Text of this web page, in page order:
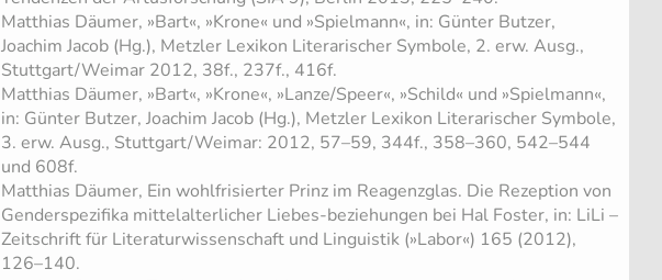
Matthias Däumer, »Bart«, »Krone« und »Spielmann«, in: Günter Butzer,
Joachim Jacob (Hg.), Metzler Lexikon Literarischer Symbole, 2. erw. Ausg.,
Stuttgart/Weimar 2012, 38f., 237f., 416f.
Matthias Däumer, »Bart«, »Krone«, »Lanze/Speer«, »Schild« und »Spielmann«,
in: Günter Butzer, Joachim Jacob (Hg.), Metzler Lexikon Literarischer Symbole,
3. erw. Ausg., Stuttgart/Weimar: 2012, 57–59, 344f., 358–360, 542–544
und 608f.
Matthias Däumer, Ein wohlfrisierter Prinz im Reagenzglas. Die Rezeption von
Genderspezifika mittelalterlicher Liebes-beziehungen bei Hal Foster, in: LiLi –
Zeitschrift für Literaturwissenschaft und Linguistik (»Labor«) 165 (2012),
126–140.